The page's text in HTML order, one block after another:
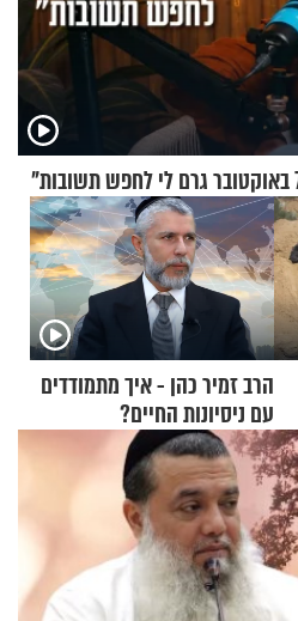
הרב זמיר כהן - איך מתמודדים
עם ניסיונות החיים?